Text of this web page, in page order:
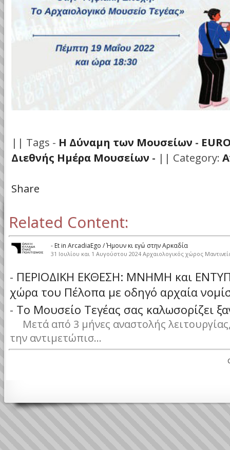
|| Tags - Η Δύναμη των Μουσείων -
Διεθνής Ημέρα Μουσείων - || Category:
Share
Related Content:
- Et in ArcadiaEgo / Ήμουν κι εγώ στην Αρκαδία
31 Ιουλίου και 1 Αυγούστου 2024 Αρχαιολογικός χώρος
- ΠΕΡΙΟΔΙΚΗ ΕΚΘΕΣΗ: ΜΝΗΜΗ και
χώρα του Πέλοπα με οδηγό αρχαία
- Το Μουσείο Τεγέας σας καλωσορίζει
Μετά από 3 μήνες αναστολής
την αντιμετώπισ...